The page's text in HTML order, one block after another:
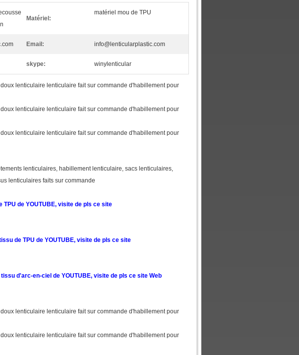
Matériel:
matériel mou de TPU
Email: info@lenticularplastic.com
skype: winylenticular
lenticulaire lenticulaire fait sur commande d'habillement pour
lenticulaire lenticulaire fait sur commande d'habillement pour
lenticulaire lenticulaire fait sur commande d'habillement pour
lenticulaires, habillement lenticulaire, sacs lenticulaires,
lenticulaires faits sur commande
de YOUTUBE, visite de pls ce site
de TPU de YOUTUBE, visite de pls ce site
tissu d'arc-en-ciel de YOUTUBE, visite de pls ce site Web
lenticulaire lenticulaire fait sur commande d'habillement pour
lenticulaire lenticulaire fait sur commande d'habillement pour